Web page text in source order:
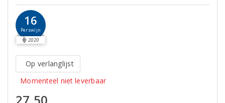
16
Perswijn
2020
Op verlanglijst
Momenteel niet leverbaar